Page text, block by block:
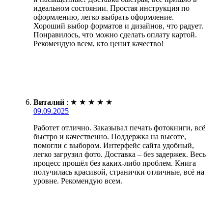
идеальном состоянии. Простая инструкция по
оформлению, легко выбрать оформление.
Хороший выбор форматов и дизайнов, что радует.
Понравилось, что можно сделать оплату картой.
Рекомендую всем, кто ценит качество!
Виталий : ★ ★ ★ ★ ★
09.09.2025
Работет отлично. Заказывал печать фотокниги, всё
быстро и качественно. Поддержка на высоте,
помогли с выбором. Интерфейс сайта удобный,
легко загрузил фото. Доставка – без задержек. Весь
процесс прошёл без каких-либо проблем. Книга
получилась красивой, странички отличные, всё на
уровне. Рекомендую всем.